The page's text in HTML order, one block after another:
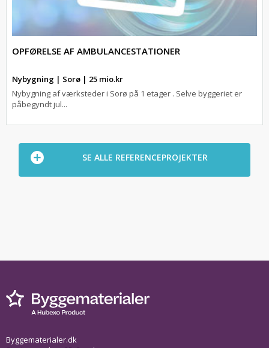
OPFØRELSE AF AMBULANCESTATIONER
Nybygning | Sorø | 25 mio.kr
Nybygning af værksteder i Sorø på 1 etager . Selve byggeriet er
påbegyndt jul...
SE ALLE REFERENCEPROJEKTER
Byggematerialer.dk